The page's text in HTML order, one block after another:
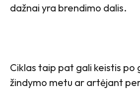
dažnai yra brendimo dalis.
Ciklas taip pat gali keistis po
žindymo metu ar artėjant